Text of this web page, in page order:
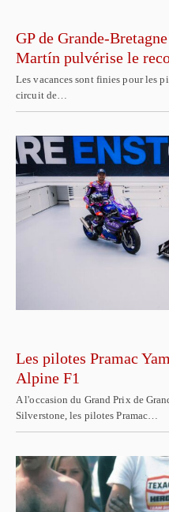
GP de Grande-
Martín pulvérise le
Les vacances sont finies pour les
circuit de…
Les pilotes Pramac
Alpine F1
A l'occasion du Grand Prix de
Silverstone, les pilotes Pramac…